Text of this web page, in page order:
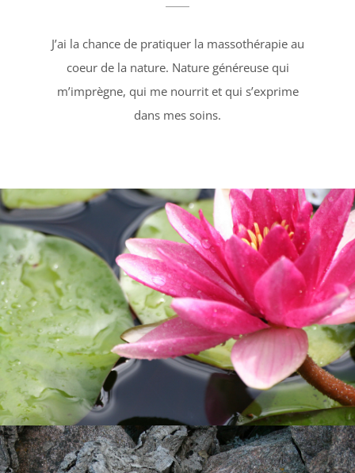
J’ai la chance de pratiquer la massothérapie au
coeur de la nature. Nature généreuse qui
m’imprègne, qui me nourrit et qui s’exprime
dans mes soins.